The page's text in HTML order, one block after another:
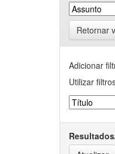
Retornar
Adicionar
Utilizar